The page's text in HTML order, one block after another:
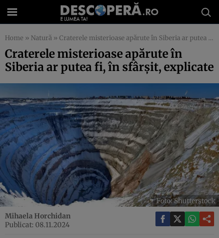
Home » Natură » Craterele misterioase apărute în Siberia ar putea fi, în sfârșit, explicate
Craterele misterioase apărute în
Siberia ar putea fi, în sfârșit, explicate
Foto: Shutterstock
Mihaela Horchidan
Publicat: 08.11.2024